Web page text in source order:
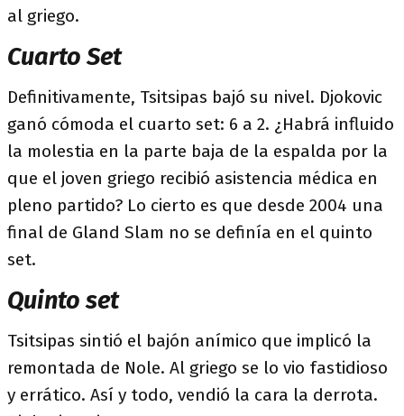
al griego.
Cuarto Set
Definitivamente, Tsitsipas bajó su nivel. Djokovic
ganó cómoda el cuarto set: 6 a 2. ¿Habrá influido
la molestia en la parte baja de la espalda por la
que el joven griego recibió asistencia médica en
pleno partido? Lo cierto es que desde 2004 una
final de Gland Slam no se definía en el quinto
set.
Quinto set
Tsitsipas sintió el bajón anímico que implicó la
remontada de Nole. Al griego se lo vio fastidioso
y errático. Así y todo, vendió la cara la derrota.